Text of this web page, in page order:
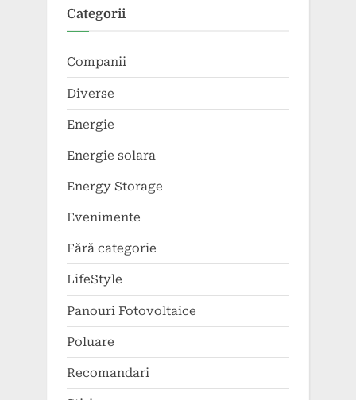
Categorii
Companii
Diverse
Energie
Energie solara
Energy Storage
Evenimente
Fără categorie
LifeStyle
Panouri Fotovoltaice
Poluare
Recomandari